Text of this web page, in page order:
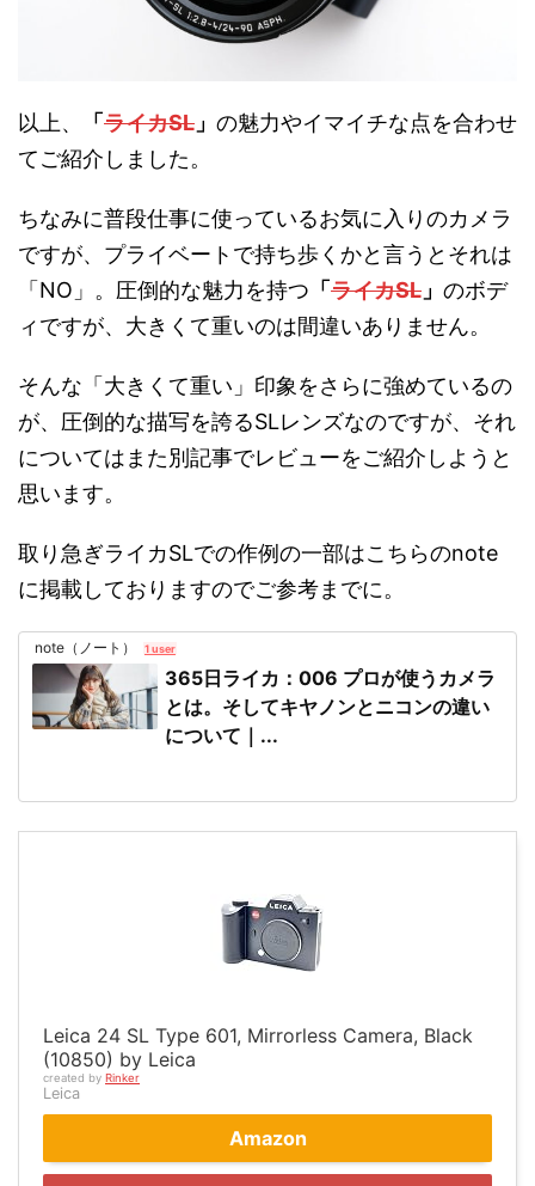
以上、 「 ライカSL 」 の魅力やイマイチな点を合わせ
てご紹介しました。
ちなみに普段仕事に使っているお気に入りのカメラ
ですが、プライベートで持ち歩くかと言うとそれは
「NO」。圧倒的な魅力を持つ 「 ライカSL 」 のボデ
ィですが、大きくて重いのは間違いありません。
そんな「大きくて重い」印象をさらに強めているの
が、圧倒的な描写を誇るSLレンズなのですが、それ
についてはまた別記事でレビューをご紹介しようと
思います。
取り急ぎライカSLでの作例の一部はこちらのnote
に掲載しておりますのでご参考までに。
note（ノート） 1 user
365日ライカ：006 プロが使うカメラ
とは。そしてキヤノンとニコンの違い
について｜...
Leica 24 SL Type 601, Mirrorless Camera, Black
(10850) by Leica
created by Rinker
Leica
Amazon